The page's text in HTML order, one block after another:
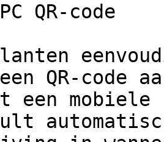
QR-code
QR-code
een mobiele